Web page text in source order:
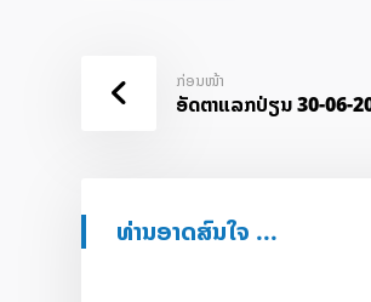
ກ່ອນໜ້າ
ອັດ​ຕາ​ແລກ​ປ່ຽນ 30-06-
ທ່ານອາດສົນໃຈ ...